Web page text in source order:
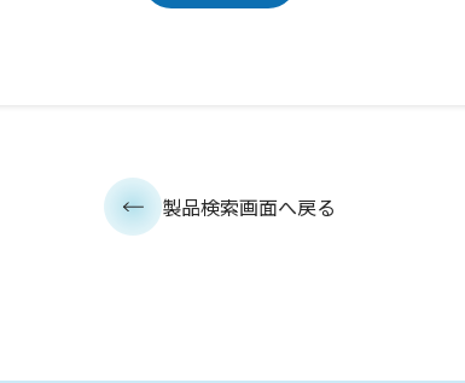
製品検索画面へ戻る